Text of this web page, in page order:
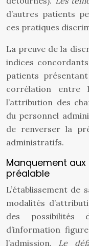
d’autres patients
ces pratiques
La preuve de la
indices
patients
corrélation entre
l’attribution des
du personnel
de renverser la
administratifs.
Manquement
préalable
L’établissement
modalités
des possibilités
d’information
l’admission. Le